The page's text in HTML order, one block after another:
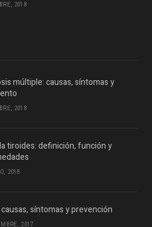
2018
múltiple: causas, síntomas y
2018
tiroides: definición, función y
2018
síntomas y prevención
2017